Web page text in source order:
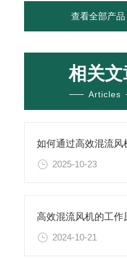
查看全部产品
相关文
Articles
2025-10-23
2024-10-21